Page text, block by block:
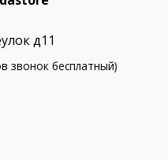
д11
звонок бесплатный)